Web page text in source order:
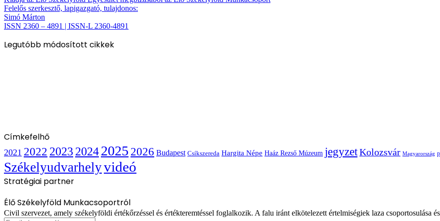
Felelős szerkesztő, lapigazgató, tulajdonos:
Simó Márton
ISSN 2360 – 4891 | ISSN-L 2360-4891
Legutóbb módosított cikkek
Címkefelhő
2021 2022 2023 20242025 2026 Budapest Csíkszereda Hargita Népe Haáz Rezső Múzeum jegyzetKolozsvár Magyarország
Székelyudvarhelyvideó
Stratégiai partner
Élő Székelyföld Munkacsoportról
Civil szervezet, amely székelyföldi értékőrzéssel és értékteremtéssel foglalkozik. A falu iránt elkötelezett értelmiségiek laza csoportosulása